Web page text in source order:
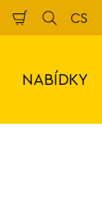
Nákupní
košík
Hledat
CS
NABÍDKY